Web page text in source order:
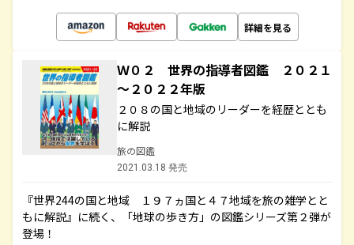
詳細を見る
Ｗ０２ 世界の指導者図鑑 ２０２１
～２０２２年版
２０８の国と地域のリーダーを経歴ととも
に解説
旅の図鑑
2021.03.18 発売
『世界244の国と地域 １９７ヵ国と４７地域を旅の雑学とと
もに解説』に続く、「地球の歩き方」の図鑑シリーズ第２弾が
登場！